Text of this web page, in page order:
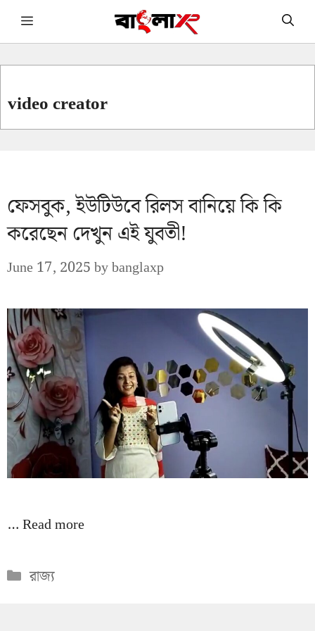
Skip Menu
video creator
ফেসবুক, ইউটিউবে রিলস বানিয়ে কি কি
করেছেন দেখুন এই যুবতী!
June 17, 2025bybanglaxp
…Read more
Categories
রাজ্য